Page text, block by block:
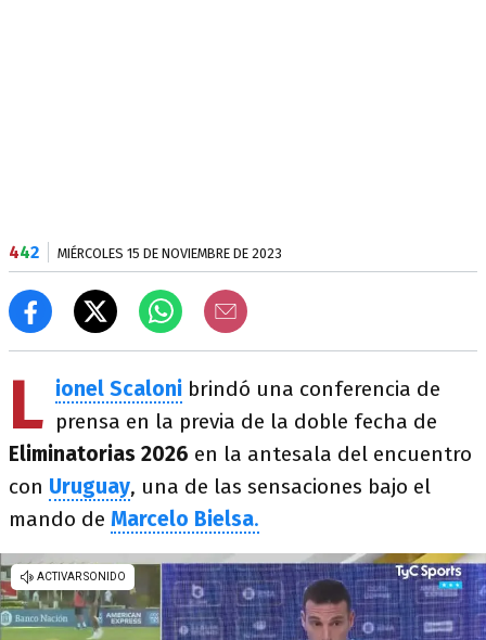
442 MIÉRCOLES 15 DE NOVIEMBRE DE 2023
L ionel Scaloni brindó una conferencia de
prensa en la previa de la doble fecha de
Eliminatorias 2026 en la antesala del encuentro
con Uruguay, una de las sensaciones bajo el
mando de Marcelo Bielsa.